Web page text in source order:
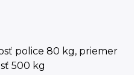
police 80 kg, priemer
500 kg